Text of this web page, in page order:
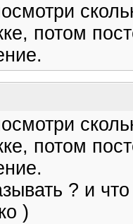
потом
потом
? и
)